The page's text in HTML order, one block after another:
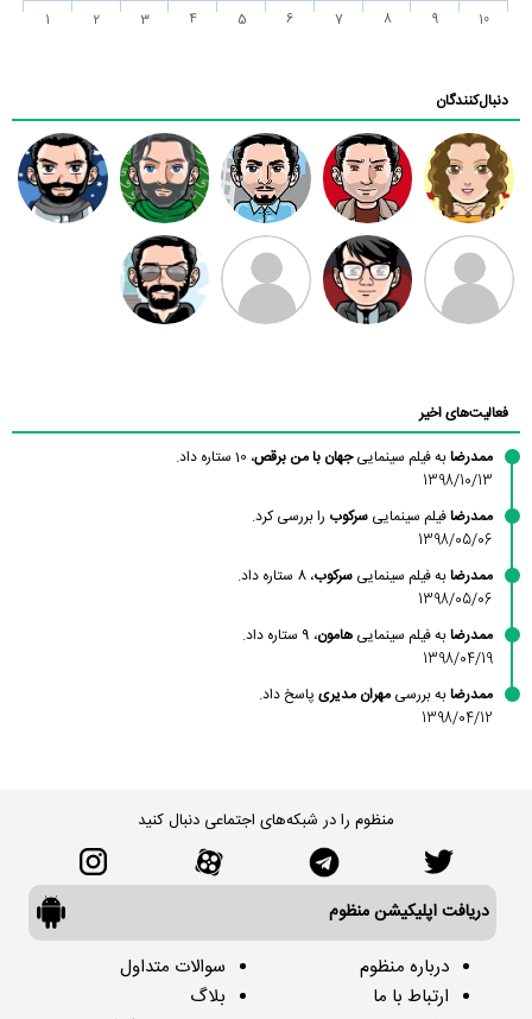
1 2 3 4 5 6 7 8 9 10
دنبال‌کنندگان
الهام فرهنگ میلاد.م
سید سجاد
امیری
رادین
فعالیت‌های اخیر
ممدرضابه فیلم سینماییجهان با من برقص، 10 ستاره داد.
1398/10/13
ممدرضافیلم سینمایی سرکوب را بررسی کرد.
1398/05/06
ممدرضابه فیلم سینمایی سرکوب، 8 ستاره داد.
1398/05/06
ممدرضابه فیلم سینمایی هامون، 9 ستاره داد.
1398/04/19
ممدرضابه بررسی مهران مدیری پاسخ داد.
1398/04/12
منظوم را در شبکه‌های اجتماعی دنبال کنید
دریافت اپلیکیشن منظوم
درباره منظوم
ارتباط با ما
سوالات متداول
بلاگ